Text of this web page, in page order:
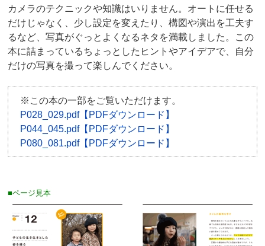
カメラのテクニックや知識はいりません。オートに任せる
だけじゃなく、少し設定を変えたり、構図や演出を工夫す
るなど、写真がぐっとよくなるネタを満載しました。この
本に詰まっているちょっとしたヒントやアイデアで、自分
だけの写真を撮って楽しんでください。
※この本の一部をご覧いただけます。
P028_029.pdf【PDFダウンロード】
P044_045.pdf【PDFダウンロード】
P080_081.pdf【PDFダウンロード】
■ページ見本